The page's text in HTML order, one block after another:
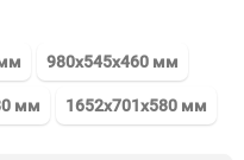
980x545x460 мм
мм 1652x701x580 мм